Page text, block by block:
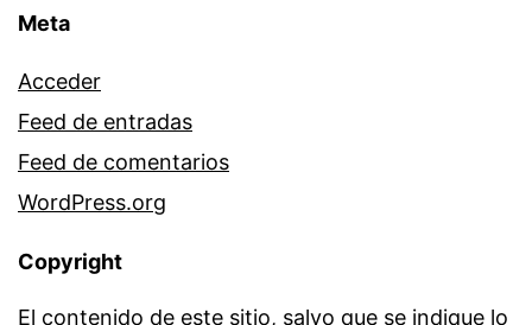
Meta
Acceder
Feed de entradas
Feed de comentarios
WordPress.org
Copyright
El contenido de este sitio, salvo que se indique lo